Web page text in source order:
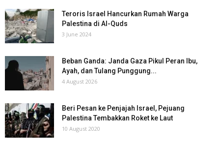
Teroris Israel Hancurkan Rumah Warga
Palestina di Al-Quds
3 June 2024
Beban Ganda: Janda Gaza Pikul Peran Ibu,
Ayah, dan Tulang Punggung...
4 August 2026
Beri Pesan ke Penjajah Israel, Pejuang
Palestina Tembakkan Roket ke Laut
10 August 2020